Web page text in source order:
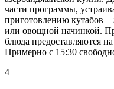
части программы,
приготовлению кутабов –
или овощной начинкой.
блюда предоставляются на
Примерно с 15:30
4